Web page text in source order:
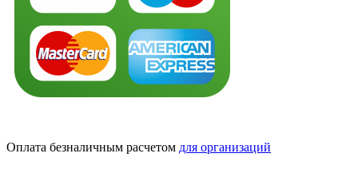
Оплата безналичным расчетом для организаций